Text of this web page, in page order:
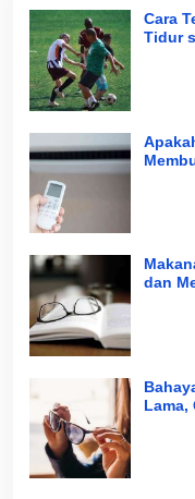
Cara
Tidur
dan
Lama,